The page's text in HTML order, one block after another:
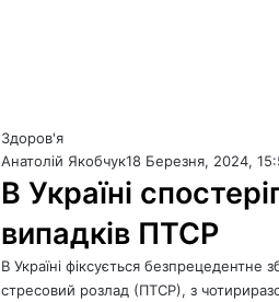
Здоров'я
Анатолій Якобчук18 Березня, 2024,
В Україні
випадків ПТСР
В Україні фіксується безпрецедентне
стресовий розлад (ПТСР), з